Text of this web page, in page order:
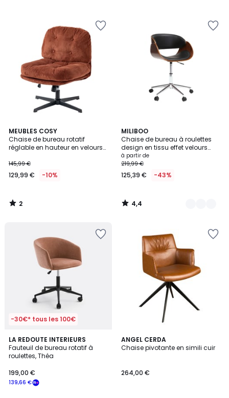
MEUBLES COSY
Chaise de bureau rotatif
réglable en hauteur en velours
145,99 €
129,99 € -10%
2
/
5
2
/
MILIBOO
Chaise de bureau à roulettes
design en tissu effet velours
texturé beige, bois clair et acier
chromé BENT
à partir de
219,99 €
125,39 € -43%
4,4
/ 5
7
Couleurs
4,4
/
-30€* tous les 100€
LA REDOUTE INTERIEURS
Fauteuil de bureau rotatif à
roulettes, Théa
139,66 €
199,00 €
3,9
/ 5
ANGEL CERDA
Chaise pivotante en simili cuir
264,00 €